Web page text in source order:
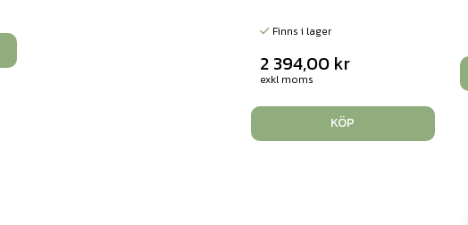
Finns i lager
2 394,00 kr
exkl moms
KÖP